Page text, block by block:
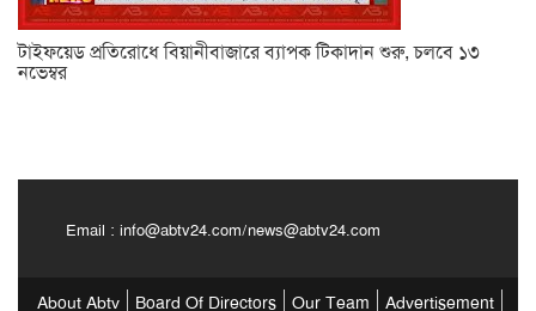
টাইফয়েড প্রতিরোধে বিয়ানীবাজারে ব্যাপক টিকাদান শুরু, চলবে ১৩
নভেম্বর
Email : info@abtv24.com/news@abtv24.com
About Abtv Board Of Directors Our Team Advertisement